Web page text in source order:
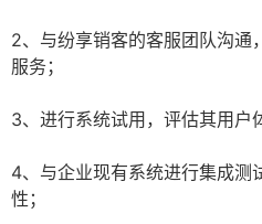
2、与纷享销客的客服团队沟通
服务；
3、进行系统试用，评估其用户
4、与企业现有系统进行集成测
性；